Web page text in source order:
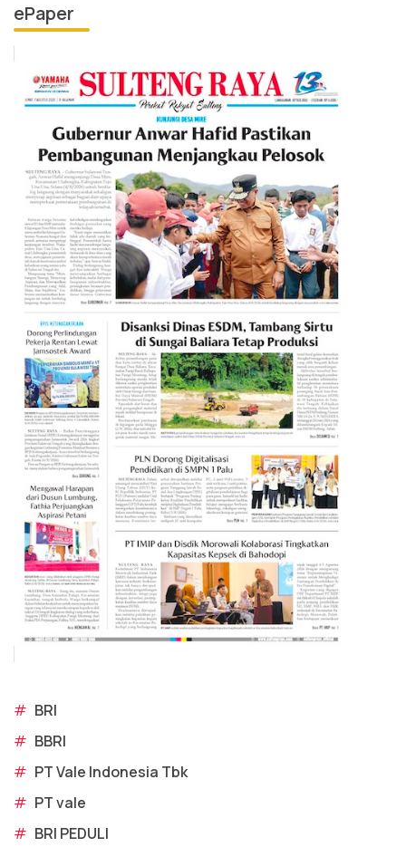
ePaper
# BRI
# BBRI
# PT Vale Indonesia Tbk
# PT vale
# BRI PEDULI